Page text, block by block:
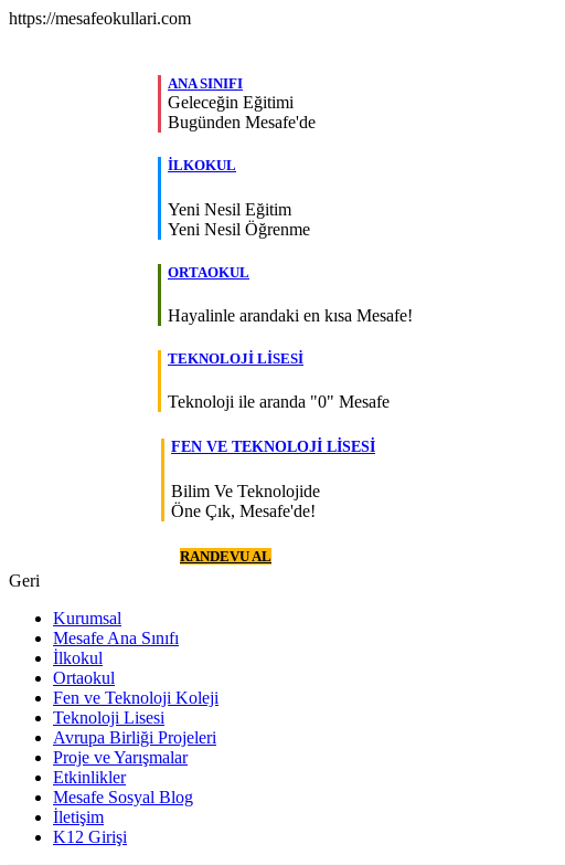
https://mesafeokullari.com
ANA SINIFI
Geleceğin Eğitimi
Bugünden Mesafe'de
İLKOKUL
Yeni Nesil Eğitim
Yeni Nesil Öğrenme
ORTAOKUL
Hayalinle arandaki en kısa Mesafe!
TEKNOLOJİ LİSESİ
Teknoloji ile aranda "0" Mesafe
FEN VE TEKNOLOJİ LİSESİ
Bilim Ve Teknolojide
Öne Çık, Mesafe'de!
RANDEVU AL
Geri
Kurumsal
Mesafe Ana Sınıfı
İlkokul
Ortaokul
Fen ve Teknoloji Koleji
Teknoloji Lisesi
Avrupa Birliği Projeleri
Proje ve Yarışmalar
Etkinlikler
Mesafe Sosyal Blog
İletişim
K12 Girişi